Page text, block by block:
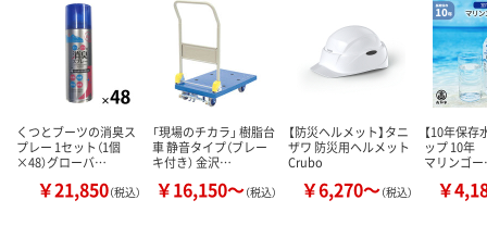
くつとブーツの消臭ス
プレー 1セット（1個
×48）グローバ…
￥21,850（税込）
「現場のチカラ」 樹脂台
車 静音タイプ（ブレー
キ付き） 金沢…
￥16,150～（税込）
【防災ヘルメット】タニ
ザワ 防災用ヘルメット
Crubo
￥6,270～（税込）
【10年保存
ップ 10年
マリンゴ
￥